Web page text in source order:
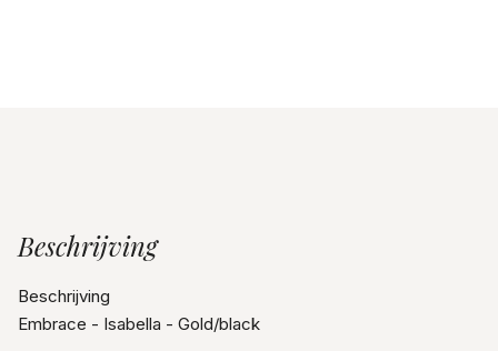
Beschrijving
Beschrijving
Embrace - Isabella - Gold/black